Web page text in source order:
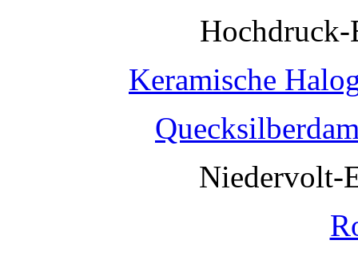
Hochdruck-
Keramische
Niedervolt-